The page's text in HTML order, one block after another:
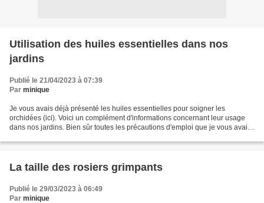
Utilisation des huiles essentielles dans nos
jardins
Publié le 21/04/2023 à 07:39
Par minique
Je vous avais déjà présenté les huiles essentielles pour soigner les
orchidées (ici). Voici un complément d'informations concernant leur usage
dans nos jardins. Bien sûr toutes les précautions d'emploi que je vous avais
La taille des rosiers grimpants
Publié le 29/03/2023 à 06:49
Par minique